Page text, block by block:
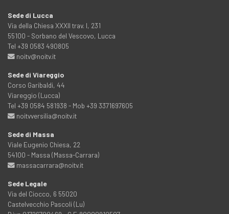
Sede di Lucca
Via della Chiesa XXXII trav. I, 231
55100 - Sorbano del Vescovo, Lucca
Tel +39 0583 490805
noitv@noitv.it
Sede di Viareggio
Corso Garibaldi, 44
Viareggio (Lucca)
Tel +39 0584 581938 - Mob +39 3371697605
noitvversilia@noitv.it
Sede di Massa
Viale Eugenio Chiesa, 22
54100 - Massa (Massa-Carrara)
massacarrara@noitv.it
Sede Legale
Via del Ciocco, 6 55020
Castelvecchio Pascoli (Lu)